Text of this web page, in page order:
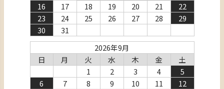
16
17 18 19 20 21
22
23
24 25 26 27 28
29
30
31
2026年9月
日
月 火 水 木 金
土
1
2 3 4
5
6
7 8 9 10 11
12